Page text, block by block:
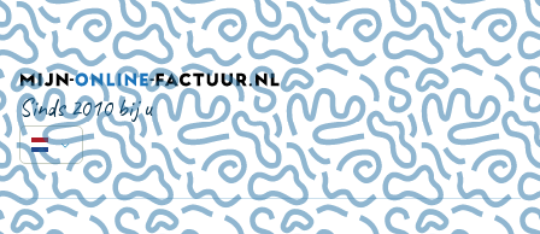
Sinds 2010 bij u